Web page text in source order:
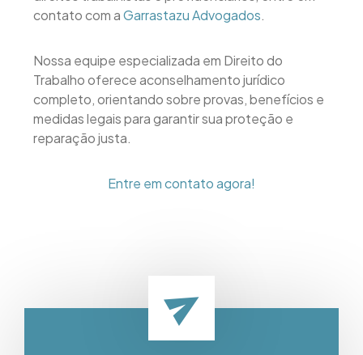
contato com aGarrastazu Advogados.
Nossa equipe especializada em Direito do
Trabalho oferece aconselhamento jurídico
completo, orientando sobre provas, benefícios e
medidas legais para garantir sua proteção e
reparação justa.
Entre em contato agora!